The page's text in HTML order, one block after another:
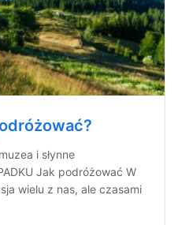
i słynne
Jak podróżować W
wielu z nas, ale czasami